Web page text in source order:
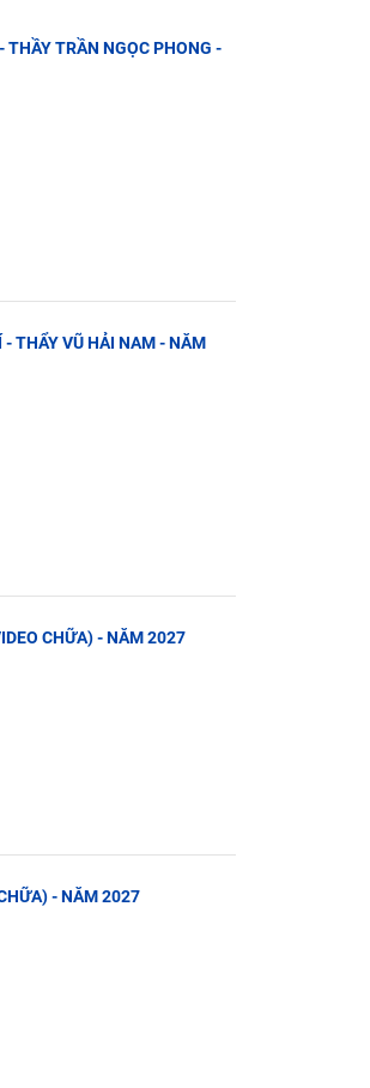
TRẦN NGỌC PHONG -
THẨY VŨ HẢI NAM - NĂM
CHỮA) - NĂM 2027
- NĂM 2027